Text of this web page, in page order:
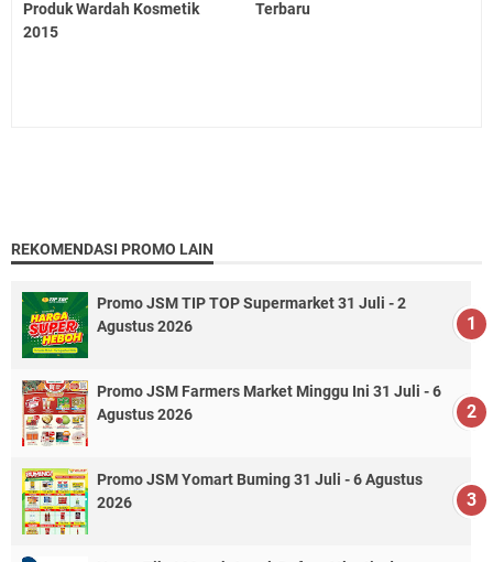
Produk Wardah Kosmetik
2015
Terbaru
REKOMENDASI PROMO LAIN
Promo JSM TIP TOP Supermarket 31 Juli - 2
Agustus 2026
Promo JSM Farmers Market Minggu Ini 31 Juli - 6
Agustus 2026
Promo JSM Yomart Buming 31 Juli - 6 Agustus
2026